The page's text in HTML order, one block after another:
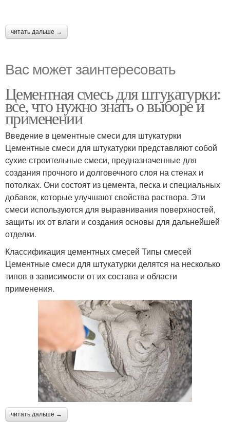
читать дальше →
Вас может заинтересовать
Цементная смесь для штукатурки:
все, что нужно знать о выборе и
применении
Введение в цементные смеси для штукатурки
Цементные смеси для штукатурки представляют собой
сухие строительные смеси, предназначенные для
создания прочного и долговечного слоя на стенах и
потолках. Они состоят из цемента, песка и специальных
добавок, которые улучшают свойства раствора. Эти
смеси используются для выравнивания поверхностей,
защиты их от влаги и создания основы для дальнейшей
отделки.
Классификация цементных смесей Типы смесей
Цементные смеси для штукатурки делятся на несколько
типов в зависимости от их состава и области
применения.
читать дальше →